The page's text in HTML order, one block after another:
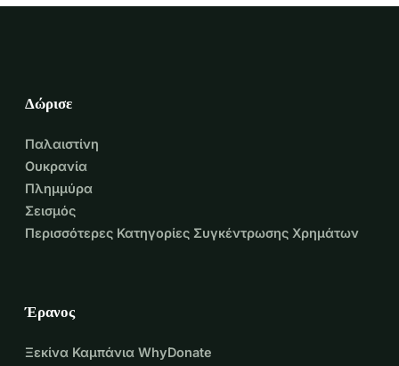
Δώρισε
Παλαιστίνη
Ουκρανία
Πλημμύρα
Σεισμός
Περισσότερες Κατηγορίες Συγκέντρωσης Χρημάτων
Έρανος
Ξεκίνα Καμπάνια WhyDonate